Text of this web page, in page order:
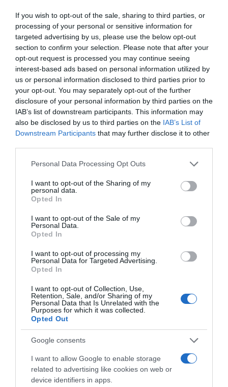
If you wish to opt-out of the sale, sharing to third parties, or
processing of your personal or sensitive information for
targeted advertising by us, please use the below opt-out
section to confirm your selection. Please note that after your
opt-out request is processed you may continue seeing
interest-based ads based on personal information utilized by
us or personal information disclosed to third parties prior to
your opt-out. You may separately opt-out of the further
disclosure of your personal information by third parties on the
IAB’s list of downstream participants. This information may
also be disclosed by us to third parties on the IAB’s List of
Downstream Participants that may further disclose it to other
Please note that this website/app uses one or more Google
not limited to your visit or usage behaviour. You may click to
grant or deny consent to Google and its third-party tags to
use your data for below specified purposes in below Google
consent section.
Personal Data Processing Opt Outs
I want to opt-out of the Sharing of my
personal data.
Opted In
I want to opt-out of the Sale of my
Personal Data.
Opted In
I want to opt-out of processing my
Personal Data for Targeted Advertising.
Opted In
I want to opt-out of Collection, Use,
Retention, Sale, and/or Sharing of my
Personal Data that Is Unrelated with the
Purposes for which it was collected.
Opted Out
Google consents
I want to allow Google to enable storage
related to advertising like cookies on web or
device identifiers in apps.
ΣΧΟΛΙΑ